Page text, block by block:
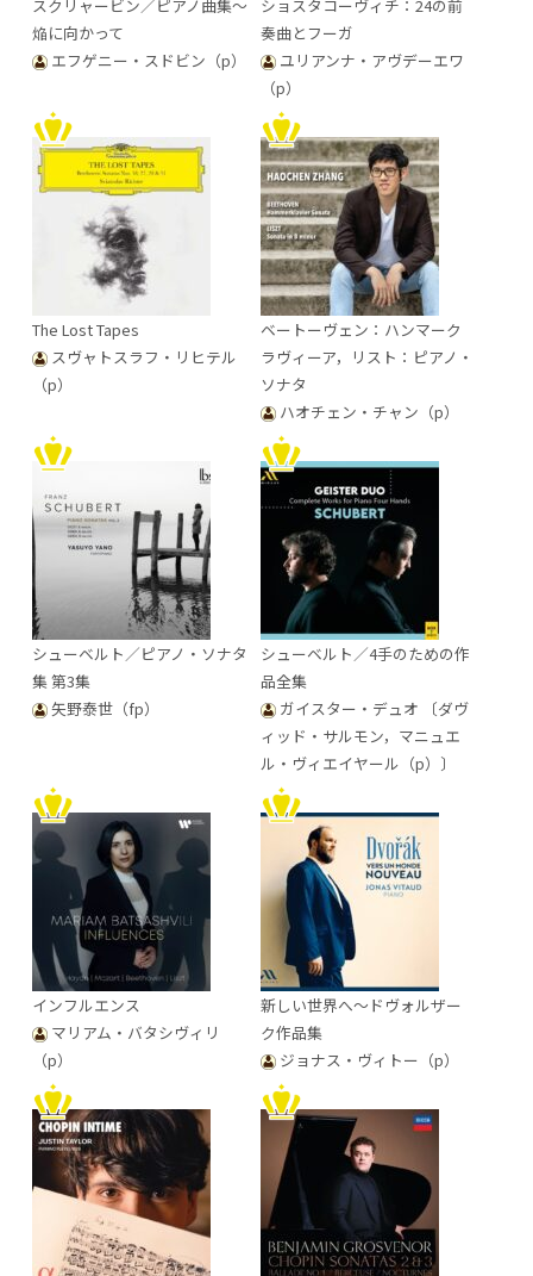
スクリャービン／ピアノ曲集～
焔に向かって
エフゲニー・スドビン（p）
ショスタコーヴィチ：24の前
奏曲とフーガ
ユリアンナ・アヴデーエワ
（p）
The Lost Tapes
スヴャトスラフ・リヒテル
（p）
ベートーヴェン：ハンマーク
ラヴィーア，リスト：ピアノ・
ソナタ
ハオチェン・チャン（p）
シューベルト／ピアノ・ソナタ
集 第3集
矢野泰世（fp）
シューベルト／4手のための作
品全集
ガイスター・デュオ 〔ダヴ
ィッド・サルモン，マニュエ
ル・ヴィエイヤール（p）〕
インフルエンス
マリアム・バタシヴィリ
（p）
新しい世界へ～ドヴォルザー
ク作品集
ジョナス・ヴィトー（p）